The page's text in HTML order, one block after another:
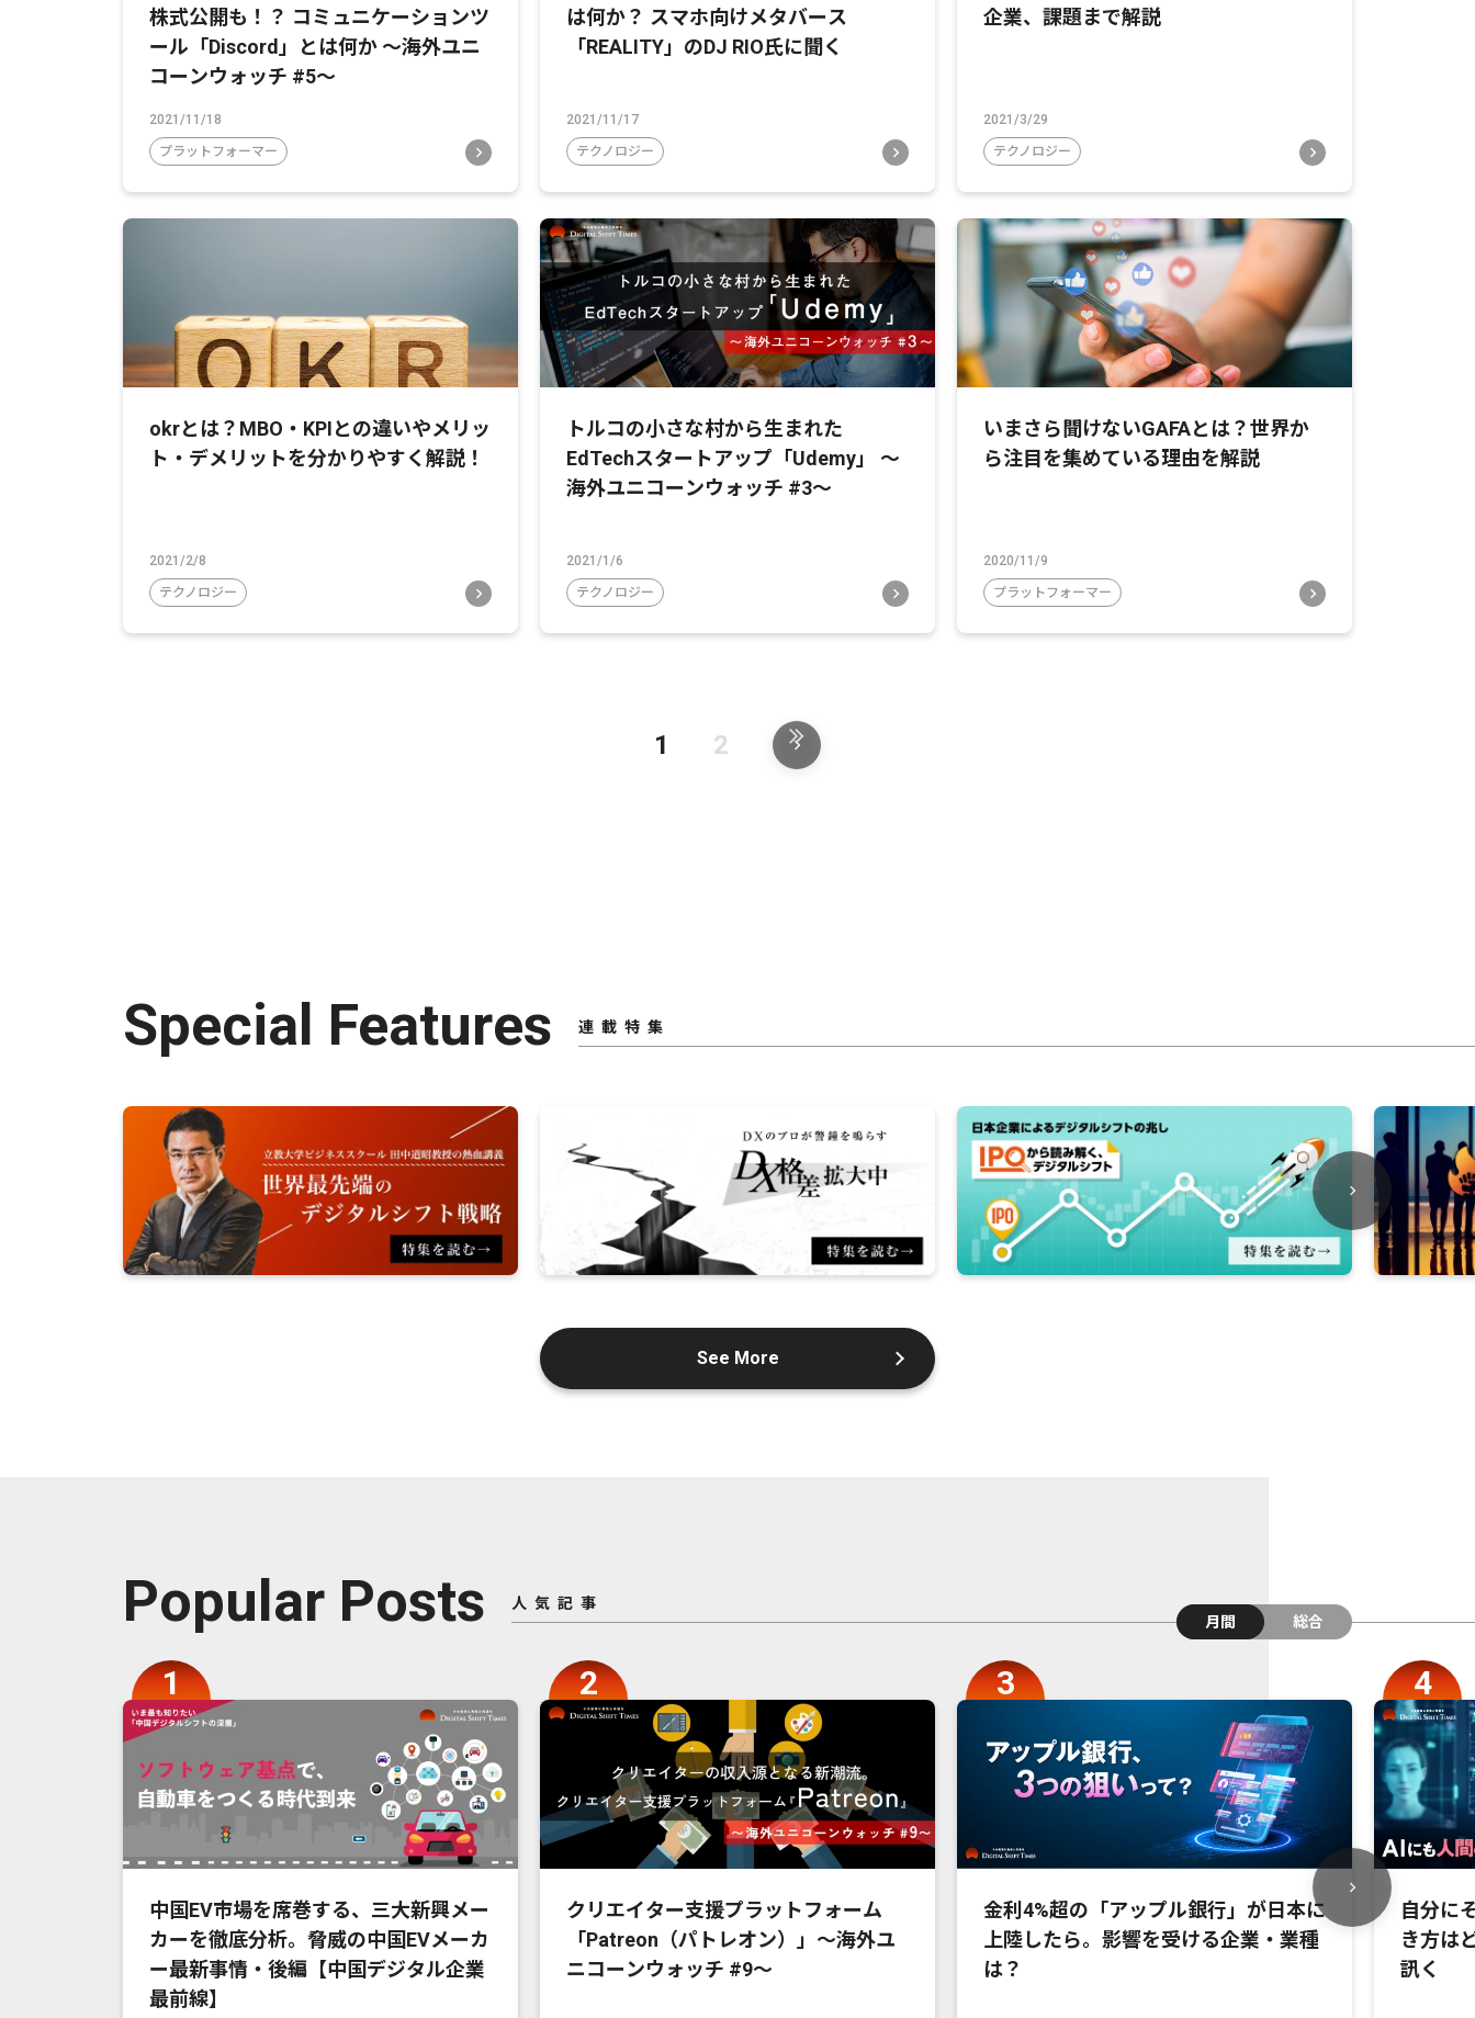
株式公開も！？ コミュニケーションツ
ール「Discord」とは何か 〜海外ユニ
コーンウォッチ #5〜
2021/11/18
プラットフォーマー
は何か？ スマホ向けメタバース
「REALITY」のDJ RIO氏に聞く
2021/11/17
テクノロジー
企業、課題まで解説
2021/3/29
テクノロジー
okrとは？MBO・KPIとの違いやメリッ
ト・デメリットを分かりやすく解説！
2021/2/8
テクノロジー
トルコの小さな村から生まれた
EdTechスタートアップ「Udemy」 〜
海外ユニコーンウォッチ #3〜
2021/1/6
テクノロジー
いまさら聞けないGAFAとは？世界か
ら注目を集めている理由を解説
2020/11/9
プラットフォーマー
1 2
Special Features 連載特集
See More
Popular Posts
人気記事
月間
総合
中国EV市場を席巻する、三大新興メー
カーを徹底分析。脅威の中国EVメーカ
ー最新事情・後編【中国デジタル企業
最前線】
クリエイター支援プラットフォーム
「Patreon（パトレオン）」〜海外ユ
ニコーンウォッチ #9〜
金利4%超の「アップル銀行」が日本に
上陸したら。影響を受ける企業・業種
は？
自分に
き方は
訊く